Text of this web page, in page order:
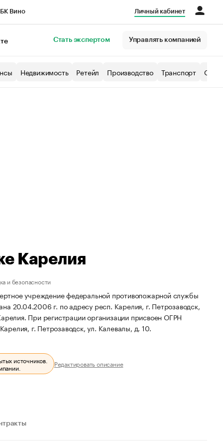
Вино Личный кабинет
Стать экспертом Управлять компанией
Недвижимость Ретейл Производство Транспорт
Карелия
и безопасности
учреждение федеральной противопожарной службы
20.04.2006 г. по адресу респ. Карелия, г. Петрозаводск,
При регистрации организации присвоен ОГРН
г. Петрозаводск, ул. Калевалы, д. 10.
источников. Редактировать описание